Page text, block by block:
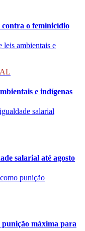
o feminicídio
e indígenas
salarial até agosto
máxima para